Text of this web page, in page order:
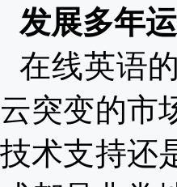
发展多年
在线英语
云突变的市
技术支持还